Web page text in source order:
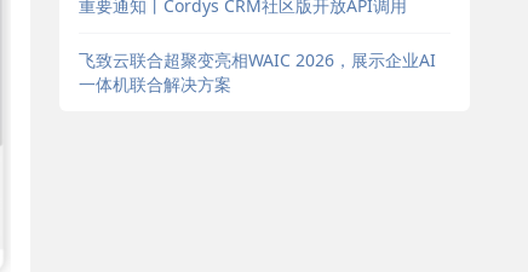
重要通知丨Cordys CRM社区版开放API调用
飞致云联合超聚变亮相WAIC 2026，展示企业AI
一体机联合解决方案